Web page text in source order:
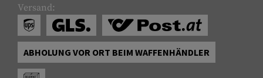
Versand:
ABHOLUNG VOR ORT BEIM WAFFENHÄNDLER